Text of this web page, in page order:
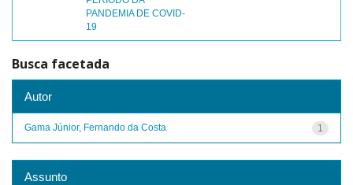
PANDEMIA DE COVID-
19
Busca facetada
Autor
1
Gama Júnior, Fernando da Costa
Assunto